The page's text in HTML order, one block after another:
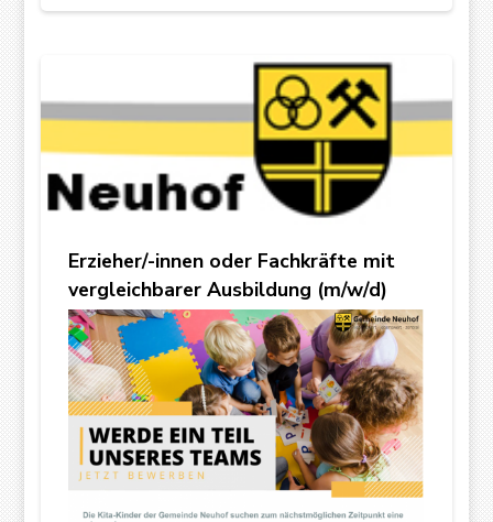
Erzieher/-innen oder Fachkräfte mit
vergleichbarer Ausbildung (m/w/d)